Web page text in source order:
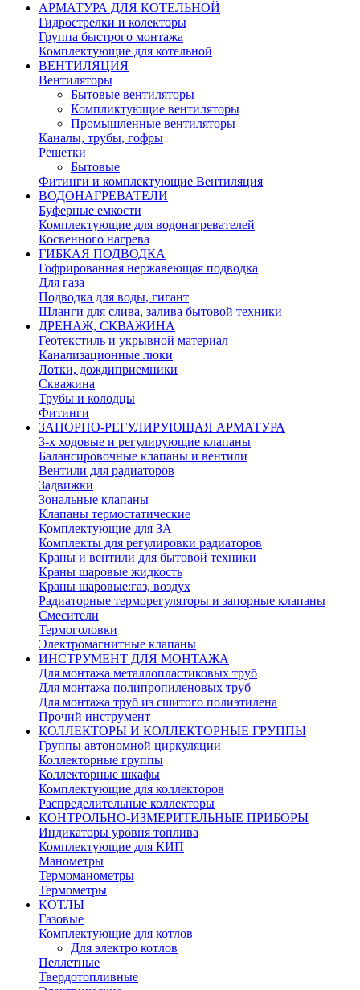
АРМАТУРА ДЛЯ КОТЕЛЬНОЙ
Гидрострелки и колекторы
Группа быстрого монтажа
Комплектующие для котельной
ВЕНТИЛЯЦИЯ
Вентиляторы
Бытовые вентиляторы
Компликтующие вентиляторы
Промышленные вентиляторы
Каналы, трубы, гофры
Решетки
Бытовые
Фитинги и комплектующие Вентиляция
ВОДОНАГРЕВАТЕЛИ
Буферные емкости
Комплектующие для водонагревателей
Косвенного нагрева
ГИБКАЯ ПОДВОДКА
Гофрированная нержавеющая подводка
Для газа
Подводка для воды, гигант
Шланги для слива, залива бытовой техники
ДРЕНАЖ, СКВАЖИНА
Геотекстиль и укрывной материал
Канализационные люки
Лотки, дождиприемники
Скважина
Трубы и колодцы
Фитинги
ЗАПОРНО-РЕГУЛИРУЮЩАЯ АРМАТУРА
3-х ходовые и регулирующие клапаны
Балансировочные клапаны и вентили
Вентили для радиаторов
Задвижки
Зональные клапаны
Клапаны термостатические
Комплектующие для ЗА
Комплекты для регулировки радиаторов
Краны и вентили для бытовой техники
Краны шаровые жидкость
Краны шаровые:газ, воздух
Радиаторные терморегуляторы и запорные клапаны
Смесители
Термоголовки
Электромагнитные клапаны
ИНСТРУМЕНТ ДЛЯ МОНТАЖА
Для монтажа металлопластиковых труб
Для монтажа полипропиленовых труб
Для монтажа труб из сшитого полиэтилена
Прочий инструмент
КОЛЛЕКТОРЫ И КОЛЛЕКТОРНЫЕ ГРУППЫ
Группы автономной циркуляции
Коллекторные группы
Коллекторные шкафы
Комплектующие для коллекторов
Распределительные коллекторы
КОНТРОЛЬНО-ИЗМЕРИТЕЛЬНЫЕ ПРИБОРЫ
Индикаторы уровня топлива
Комплектующие для КИП
Манометры
Термоманометры
Термометры
КОТЛЫ
Газовые
Комплектующие для котлов
Для электро котлов
Пеллетные
Твердотопливные